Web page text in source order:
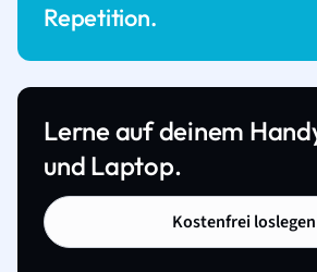
Repetition.
Lerne auf deinem
und Laptop.
Kostenfrei loslegen